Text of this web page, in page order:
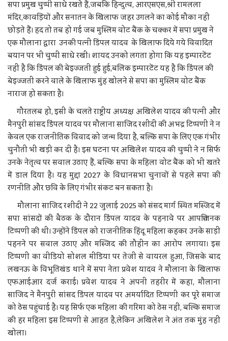
सपा प्रमुख चुप्पी साधे रखते हैं,जबकि हिन्दुत्व, आरएसएस,श्री रामलला
मंदिर,कावड़ियों और सनातन के खिलाफ जहर उगलने का कोई मौका नहीं
छोड़ते हैं। हद तो तब हो गई जब मुस्लिम वोट बैंक के चक्कर में सपा प्रमुख ने
एक मौलाना द्वारा उनकी पत्नी डिंपल यादव के खिलाफ दिये गये विवादित
बयान पर भी चुप्पी साधे रखी। शायद उनको लगता होगा कि यह इम्पारटेंट
नहीं है कि डिंपल की बेइज्जती हुई हुई,बलिक इम्पारटेंट यह है कि डिंपल की
बेइज्जती करने वाले के खिलाफ मुंह खोलने से सपा का मुस्लिम वोट बैंक
नाराज हो सकता है।
गौरतलब हो, इसी के चलते राष्ट्रीय अध्यक्ष अखिलेश यादव की पत्नी और
मैनपुरी सांसद डिंपल यादव पर मौलाना साजिद रशीदी की अभद्र टिप्पणी ने न
केवल एक राजनीतिक विवाद को जन्म दिया है, बल्कि सपा के लिए एक गंभीर
चुनौती भी खड़ी कर दी है। इस घटना पर अखिलेश यादव की चुप्पी ने न सिर्फ
उनके नेतृत्व पर सवाल उठाए हैं, बल्कि सपा के महिला वोट बैंक को भी खतरे
में डाल दिया है। यह मुद्दा 2027 के विधानसभा चुनावों से पहले सपा की
रणनीति और छवि के लिए गंभीर संकट बन सकता है।
मौलाना साजिद रशीदी ने 22 जुलाई 2025 को संसद मार्ग स्थित मस्जिद में
सपा सांसदों की बैठक के दौरान डिंपल यादव के पहनावे पर आपत्तिजनक
टिप्पणी की थी। उन्होंने डिंपल को राजनीतिक हिंदू महिला कहकर उनके साड़ी
पहनने पर सवाल उठाए और मस्जिद की तौहीन का आरोप लगाया। इस
टिप्पणी का वीडियो सोशल मीडिया पर तेजी से वायरल हुआ, जिसके बाद
लखनऊ के विभूतिखंड थाने में सपा नेता प्रवेश यादव ने मौलाना के खिलाफ
एफआईआर दर्ज कराई। प्रवेश यादव ने अपनी तहरीर में कहा, मौलाना
साजिद ने मैनपुरी सांसद डिंपल यादव पर अमर्यादित टिप्पणी कर पूरे समाज
को ठेस पहुंचाई है। यह सिर्फ एक महिला की गरिमा को ठेस नहीं, बल्कि समाज
की हर महिला इस टिप्पणी से आहत है,लेकिन अखिलेश ने अंत तक मुंह नहीं
खोला।